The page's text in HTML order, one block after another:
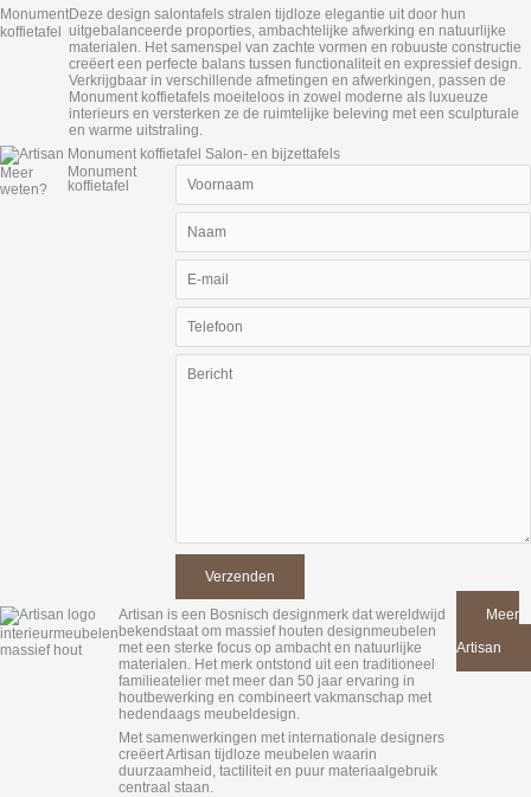
Monument
koffietafel
Deze design salontafels stralen tijdloze elegantie uit door hun
uitgebalanceerde proporties, ambachtelijke afwerking en natuurlijke
materialen. Het samenspel van zachte vormen en robuuste constructie
creëert een perfecte balans tussen functionaliteit en expressief design.
Verkrijgbaar in verschillende afmetingen en afwerkingen, passen de
Monument koffietafels moeiteloos in zowel moderne als luxueuze
interieurs en versterken ze de ruimtelijke beleving met een sculpturale
en warme uitstraling.
Meer
weten?
Monument
koffietafel
Artisan is een Bosnisch designmerk dat wereldwijd
bekendstaat om massief houten designmeubelen
met een sterke focus op ambacht en natuurlijke
materialen. Het merk ontstond uit een traditioneel
familieatelier met meer dan 50 jaar ervaring in
houtbewerking en combineert vakmanschap met
hedendaags meubeldesign.
Met samenwerkingen met internationale designers
creëert Artisan tijdloze meubelen waarin
duurzaamheid, tactiliteit en puur materiaalgebruik
centraal staan.
Meer
Artisan